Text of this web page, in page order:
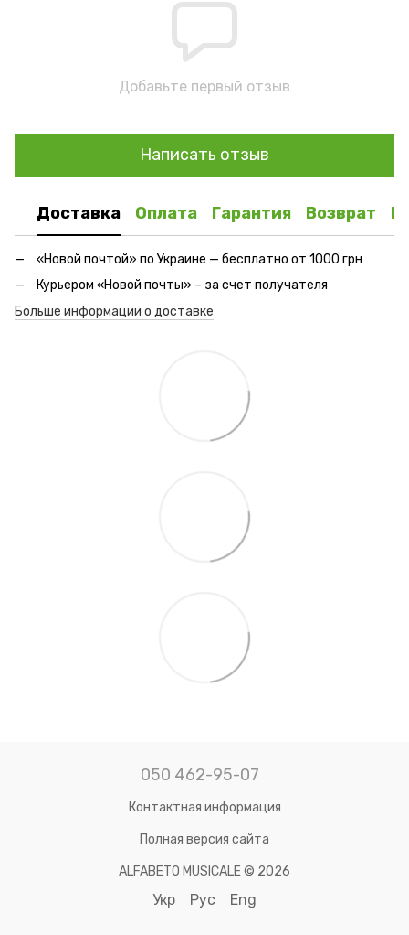
Добавьте первый отзыв
Написать отзыв
Доставка Оплата Гарантия Возврат
«Новой почтой» по Украине — бесплатно от 1000 грн
Курьером «Новой почты» – за счет получателя
Больше информации о доставке
050 462-95-07
Контактная информация
Полная версия сайта
ALFABETO MUSICALE © 2026
Укр Рус Eng